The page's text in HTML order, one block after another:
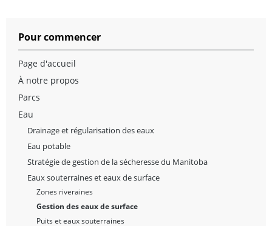
Pour commencer
Page d'accueil
À notre propos
Parcs
Eau
Drainage et régularisation des eaux
Eau potable
Stratégie de gestion de la sécheresse du Manitoba
Eaux souterraines et eaux de surface
Zones riveraines
Gestion des eaux de surface
Puits et eaux souterraines